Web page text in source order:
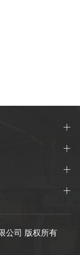
公司 版权所有